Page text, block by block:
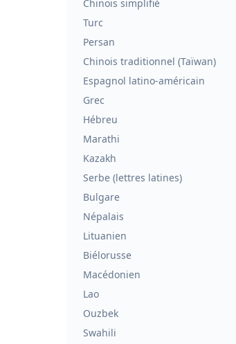
Chinois simplifié
Turc
Persan
Chinois traditionnel (Taïwan)
Espagnol latino-américain
Grec
Hébreu
Marathi
Kazakh
Serbe (lettres latines)
Bulgare
Népalais
Lituanien
Biélorusse
Macédonien
Lao
Ouzbek
Swahili